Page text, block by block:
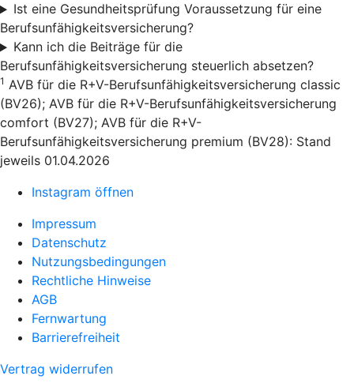
Ist eine Gesundheitsprüfung Voraussetzung für eine
Berufsunfähigkeitsversicherung?
Kann ich die Beiträge für die
Berufsunfähigkeitsversicherung steuerlich absetzen?
1 AVB für die R+V-Berufsunfähigkeitsversicherung classic
(BV26); AVB für die R+V-Berufsunfähigkeitsversicherung
comfort (BV27); AVB für die R+V-
Berufsunfähigkeitsversicherung premium (BV28): Stand
jeweils 01.04.2026
Instagram öffnen
Impressum
Datenschutz
Nutzungsbedingungen
Rechtliche Hinweise
AGB
Fernwartung
Barrierefreiheit
Vertrag widerrufen